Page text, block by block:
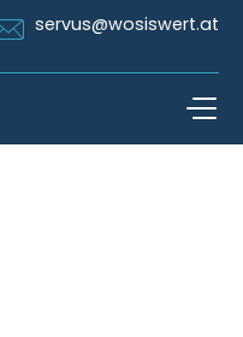
Icon Email
servus@wosiswert.at